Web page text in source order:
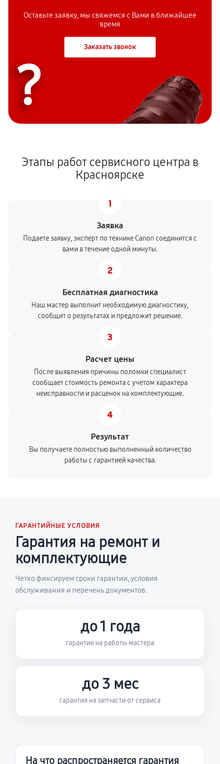
Оставьте заявку, мы свяжемся с Вами в ближайшее
время
Заказать звонок
?
Этапы работ сервисного центра в
Красноярске
1
Заявка
Подаете заявку, эксперт по технике Canon соединится с
вами в течение одной минуты.
2
Бесплатная диагностика
Наш мастер выполнит необходимую диагностику,
сообщит о результатах и предложит решение.
3
Расчет цены
После выявления причины поломки специалист
сообщает стоимость ремонта с учетом характера
неисправности и расценок на комплектующие.
4
Результат
Вы получаете полностью выполненный количество
работы с гарантией качества.
ГАРАНТИЙНЫЕ УСЛОВИЯ
Гарантия на ремонт и
комплектующие
Четко фиксируем сроки гарантии, условия
обслуживания и перечень документов.
до 1 года
гарантия на работы мастера
до 3 мес
гарантия на запчасти от сервиса
На что распространяется гарантия